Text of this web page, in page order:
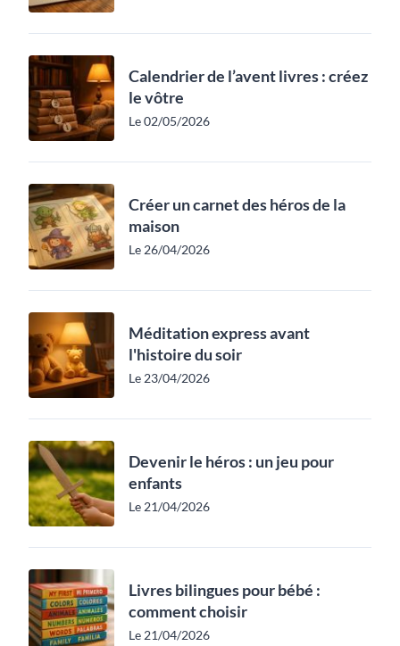
Calendrier de l’avent livres : créez
le vôtre
Le 02/05/2026
Créer un carnet des héros de la
maison
Le 26/04/2026
Méditation express avant
l'histoire du soir
Le 23/04/2026
Devenir le héros : un jeu pour
enfants
Le 21/04/2026
Livres bilingues pour bébé :
comment choisir
Le 21/04/2026